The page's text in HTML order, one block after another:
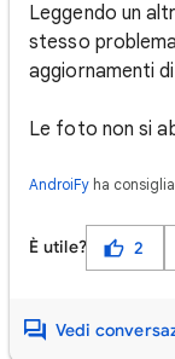
Leggendo un
stesso
aggiornamenti
Le foto non si
AndroiFy ha
È utile? 2
Vedi